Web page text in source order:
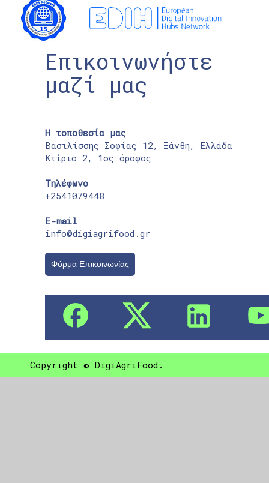
Επικοινωνήστε
μαζί μας
Η τοποθεσία μας
Βασιλίσσης Σοφίας 12, Ξάνθη, Ελλάδα
Κτίριο 2, 1ος όροφος
Τηλέφωνο
+2541079448
E-mail
info@digiagrifood.gr
Φόρμα Επικοινωνίας
Copyright © DigiAgriFood.